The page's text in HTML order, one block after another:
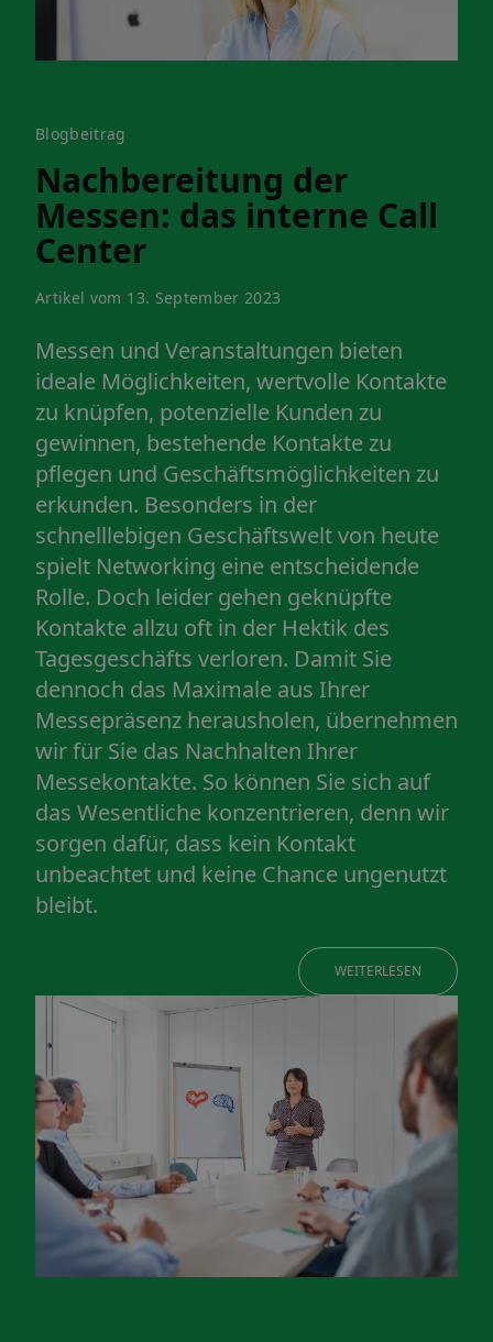
Blogbeitrag
Nachbereitung der
Messen: das interne Call
Center
Artikel vom 13. September 2023
Messen und Veranstaltungen bieten
ideale Möglichkeiten, wertvolle Kontakte
zu knüpfen, potenzielle Kunden zu
gewinnen, bestehende Kontakte zu
pflegen und Geschäftsmöglichkeiten zu
erkunden. Besonders in der
schnelllebigen Geschäftswelt von heute
spielt Networking eine entscheidende
Rolle. Doch leider gehen geknüpfte
Kontakte allzu oft in der Hektik des
Tagesgeschäfts verloren. Damit Sie
dennoch das Maximale aus Ihrer
Messepräsenz herausholen, übernehmen
wir für Sie das Nachhalten Ihrer
Messekontakte. So können Sie sich auf
das Wesentliche konzentrieren, denn wir
sorgen dafür, dass kein Kontakt
unbeachtet und keine Chance ungenutzt
bleibt.
WEITERLESEN